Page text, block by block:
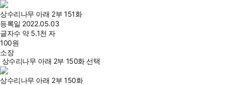
상수리나무 아래 2부 151화
등록일 2022.05.03
글자수 약 5.1천 자
100원
소장
상수리나무 아래 2부 150화 선택
상수리나무 아래 2부 150화